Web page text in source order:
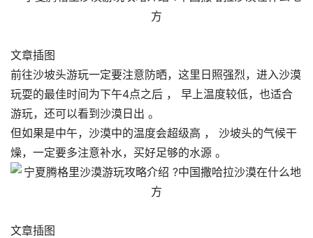
文章插图
前往沙坡头游玩一定要注意防晒，这里日照强烈，进入沙漠
玩耍的最佳时间为下午4点之后 ， 早上温度较低，也适合
游玩，还可以看到沙漠日出 。
但如果是中午，沙漠中的温度会超级高 ， 沙坡头的气候干
燥，一定要多注意补水，买好足够的水源 。
文章插图